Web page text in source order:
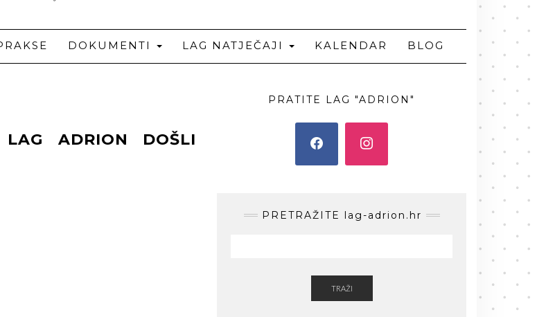
DOKUMENTI LAG NATJEČAJI KALENDAR BLOG
ADRION DOŠLI
PRATITE LAG "ADRION"
PRETRAŽITE lag-adrion.hr
TRAŽI